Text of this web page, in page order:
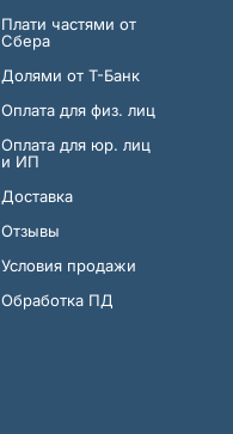
Плати частями от
Сбера
Долями от Т-Банк
Оплата для физ. лиц
Оплата для юр. лиц
и ИП
Доставка
Отзывы
Условия продажи
Обработка ПД